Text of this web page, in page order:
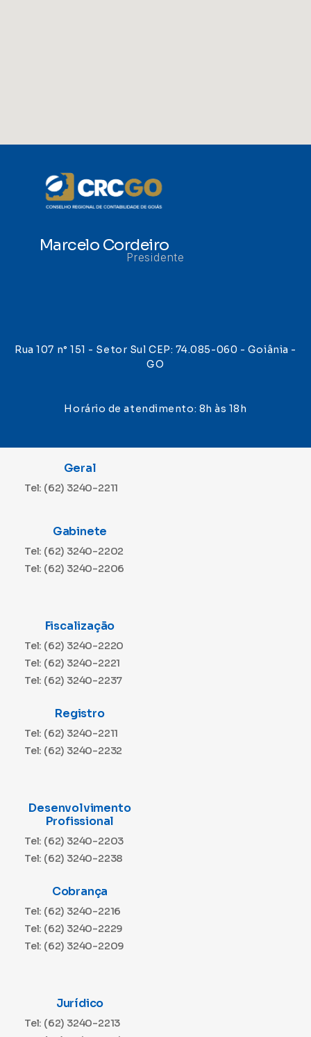
Marcelo Cordeiro
Presidente
Rua 107 n° 151 - Setor Sul CEP: 74.085-060 - Goiânia -
GO
Horário de atendimento: 8h às 18h
Geral
Tel: (62) 3240-2211
Gabinete
Tel: (62) 3240-2202
Tel: (62) 3240-2206
Fiscalização
Tel: (62) 3240-2220
Tel: (62) 3240-2221
Tel: (62) 3240-2237
Registro
Tel: (62) 3240-2211
Tel: (62) 3240-2232
Desenvolvimento
Profissional
Tel: (62) 3240-2203
Tel: (62) 3240-2238
Cobrança
Tel: (62) 3240-2216
Tel: (62) 3240-2229
Tel: (62) 3240-2209
Jurídico
Tel: (62) 3240-2213